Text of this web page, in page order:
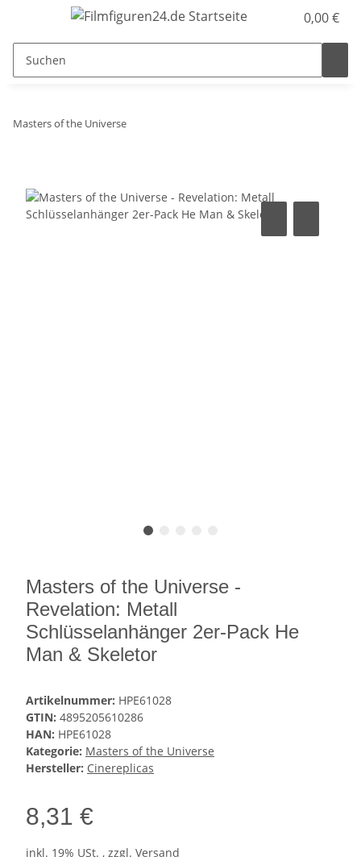
0,00 €
Masters of the Universe
Masters of the Universe -
Revelation: Metall
Schlüsselanhänger 2er-Pack He
Man & Skeletor
Artikelnummer: HPE61028
GTIN: 4895205610286
HAN: HPE61028
Kategorie: Masters of the Universe
Hersteller: Cinereplicas
8,31 €
inkl. 19% USt. , zzgl. Versand